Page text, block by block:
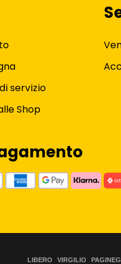
servizio
Shop
LIBERO VIRGILIO